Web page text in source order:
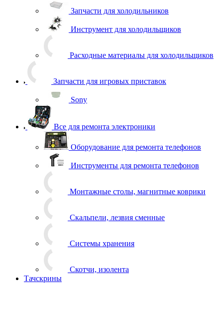
Запчасти для холодильников
Инструмент для холодильщиков
Расходные материалы для холодильщиков
Запчасти для игровых приставок
Sony
Все для ремонта электроники
Оборудование для ремонта телефонов
Инструменты для ремонта телефонов
Монтажные столы, магнитные коврики
Скальпели, лезвия сменные
Системы хранения
Скотчи, изолента
Тачскрины